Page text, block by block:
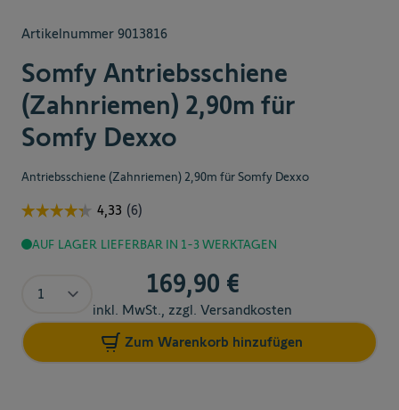
Artikelnummer 9013816
Somfy Antriebsschiene
(Zahnriemen) 2,90m für
Somfy Dexxo
Antriebsschiene (Zahnriemen) 2,90m für Somfy Dexxo
AUF LAGER LIEFERBAR IN 1-3 WERKTAGEN
169,90 €
inkl. MwSt., zzgl. Versandkosten
Zum Warenkorb hinzufügen